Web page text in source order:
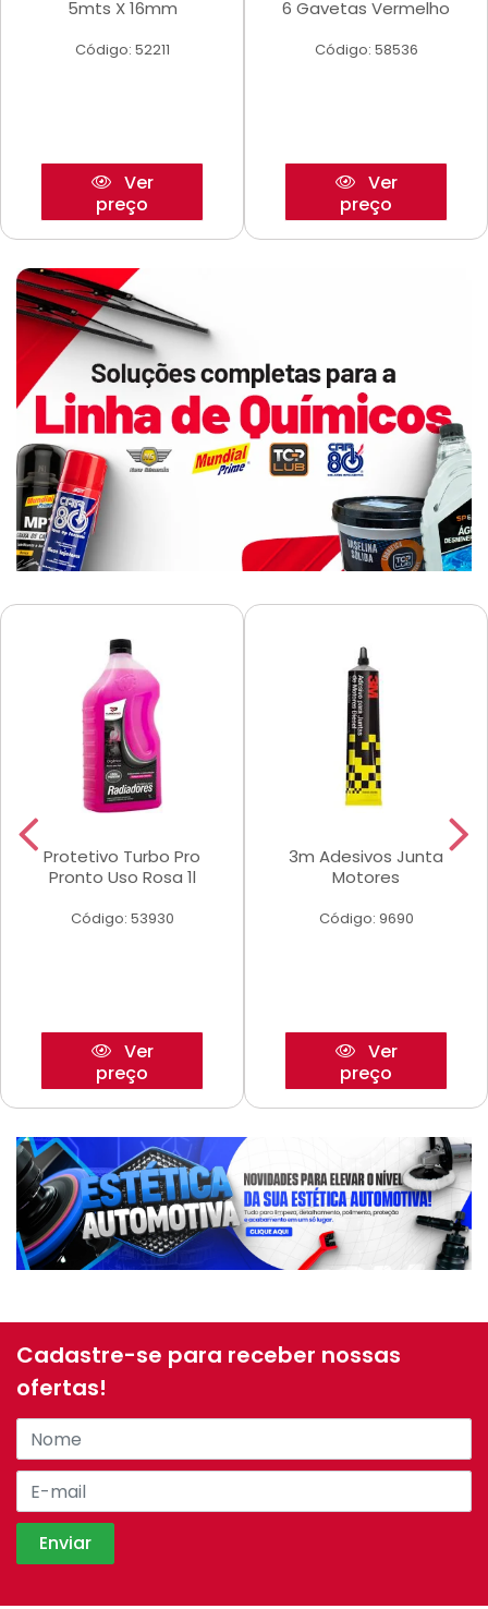
5mts X 16mm
Código: 52211
Ver
preço
6 Gavetas Vermelho
Código: 58536
Ver
preço
Protetivo Turbo Pro
Pronto Uso Rosa 1l
Código: 53930
Ver
preço
3m Adesivos Junta
Motores
Código: 9690
Ver
preço
Cadastre-se para receber nossas
ofertas!